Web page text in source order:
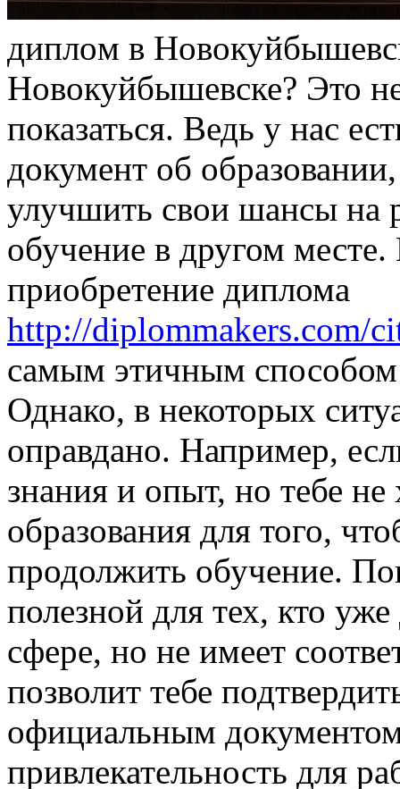
диплoм в
Новокуйбышевске? Это
показаться. Ведь у нас
документ об
улучшить свои шансы на
обучение в другом
приобретение диплома
http://diplommakers.com/
самым этичным
Однако, в некоторых
оправдано. Например,
знания и опыт, но тебе не
образования для того,
продолжить обучение.
полезной для тех, кто
сфере, но не имеет
позволит тебе
официальным
привлекательность для